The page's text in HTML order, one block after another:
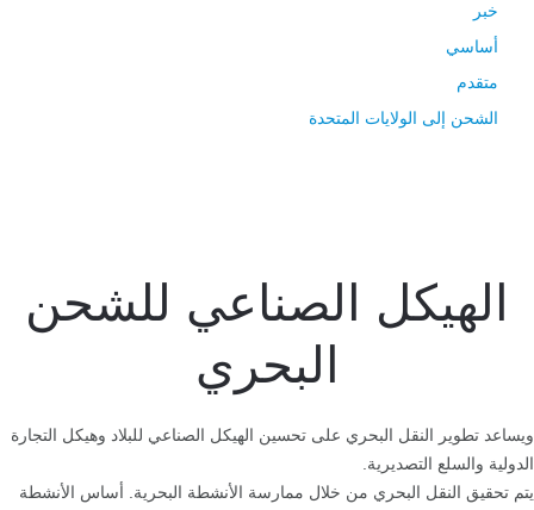
خبر
أساسي
متقدم
الشحن إلى الولايات المتحدة
الهيكل الصناعي للشحن
البحري
ويساعد تطوير النقل البحري على تحسين الهيكل الصناعي للبلاد وهيكل التجارة
الدولية والسلع التصديرية.
يتم تحقيق النقل البحري من خلال ممارسة الأنشطة البحرية. أساس الأنشطة